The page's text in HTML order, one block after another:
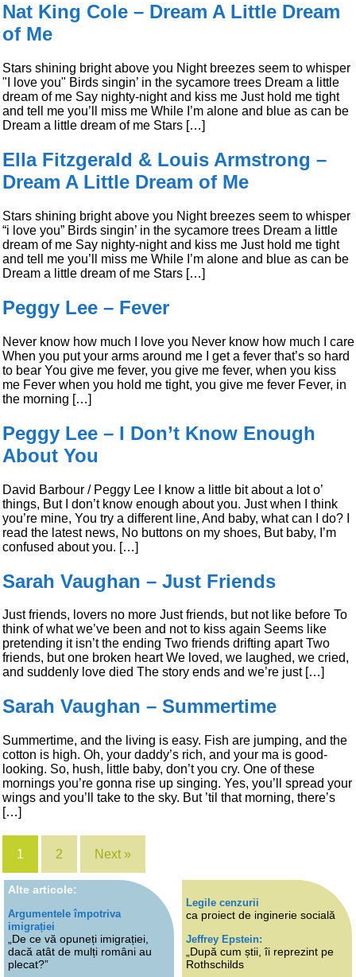
Nat King Cole – Dream A Little Dream
of Me
Stars shining bright above you Night breezes seem to whisper
"I love you" Birds singin’ in the sycamore trees Dream a little
dream of me Say nighty-night and kiss me Just hold me tight
and tell me you’ll miss me While I’m alone and blue as can be
Dream a little dream of me Stars […]
Ella Fitzgerald & Louis Armstrong –
Dream A Little Dream of Me
Stars shining bright above you Night breezes seem to whisper
“i love you” Birds singin’ in the sycamore trees Dream a little
dream of me Say nighty-night and kiss me Just hold me tight
and tell me you’ll miss me While I’m alone and blue as can be
Dream a little dream of me Stars […]
Peggy Lee – Fever
Never know how much I love you Never know how much I care
When you put your arms around me I get a fever that’s so hard
to bear You give me fever, you give me fever, when you kiss
me Fever when you hold me tight, you give me fever Fever, in
the morning […]
Peggy Lee – I Don’t Know Enough
About You
David Barbour / Peggy Lee I know a little bit about a lot o’
things, But I don’t know enough about you. Just when I think
you’re mine, You try a different line, And baby, what can I do? I
read the latest news, No buttons on my shoes, But baby, I’m
confused about you. […]
Sarah Vaughan – Just Friends
Just friends, lovers no more Just friends, but not like before To
think of what we’ve been and not to kiss again Seems like
pretending it isn’t the ending Two friends drifting apart Two
friends, but one broken heart We loved, we laughed, we cried,
and suddenly love died The story ends and we’re just […]
Sarah Vaughan – Summertime
Summertime, and the living is easy. Fish are jumping, and the
cotton is high. Oh, your daddy’s rich, and your ma is good-
looking. So, hush, little baby, don’t you cry. One of these
mornings you’re gonna rise up singing. Yes, you’ll spread your
wings and you’ll take to the sky. But ’til that morning, there’s
[…]
1 2 Next »
Alte articole:
Argumentele împotriva
imigrației
„De ce vă opuneți imigrației,
dacă atât de mulți români au
plecat?”
Legile cenzurii
ca proiect de inginerie socială
Jeffrey Epstein:
„După cum știi, îi reprezint pe
Rothschilds